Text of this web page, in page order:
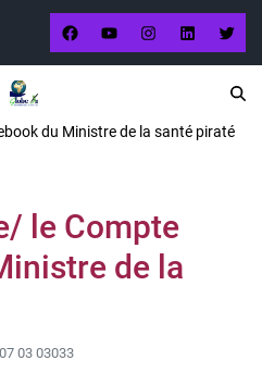
du Ministre de la santé piraté
le Compte
de la
03 03033